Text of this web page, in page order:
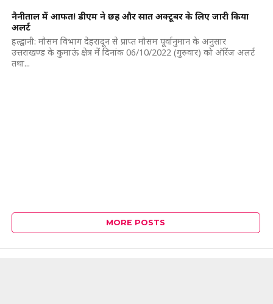
नैनीताल में आफत! डीएम ने छह और सात अक्टूबर के लिए जारी किया
अलर्ट
हल्द्वानी: मौसम विभाग देहरादून से प्राप्त मौसम पूर्वानुमान के अनुसार
उत्तराखण्ड के कुमाऊं क्षेत्र में दिनांक 06/10/2022 (गुरुवार) को ऑरेंज अलर्ट
तथा...
MORE POSTS